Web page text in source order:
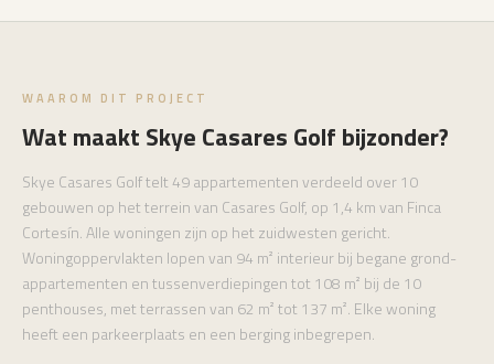
WAAROM DIT PROJECT
Wat maakt Skye Casares Golf bijzonder?
Skye Casares Golf telt 49 appartementen verdeeld over 10
gebouwen op het terrein van Casares Golf, op 1,4 km van Finca
Cortesín. Alle woningen zijn op het zuidwesten gericht.
Woningoppervlakten lopen van 94 m² interieur bij begane grond-
appartementen en tussenverdiepingen tot 108 m² bij de 10
penthouses, met terrassen van 62 m² tot 137 m². Elke woning
heeft een parkeerplaats en een berging inbegrepen.